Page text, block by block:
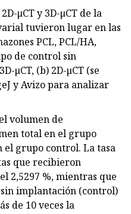
μCT y 3D-μCT de la
tuvieron lugar en las
PCL, PCL/HA,
de control sin
μCT, (b) 2D-μCT (se
y Avizo para analizar
volumen de
total en el grupo
el grupo control. La tasa
que recibieron
2,5297 %, mientras que
implantación (control)
de 10 veces la